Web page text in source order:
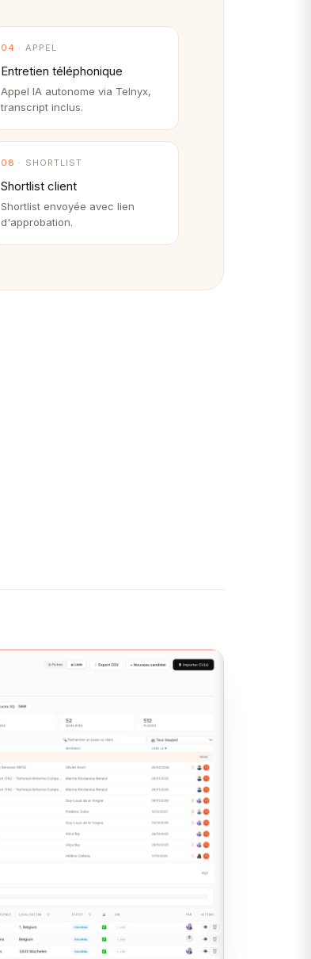
04 · APPEL
Entretien téléphonique
Appel IA autonome via Telnyx,
transcript inclus.
08 · SHORTLIST
Shortlist client
Shortlist envoyée avec lien
d'approbation.